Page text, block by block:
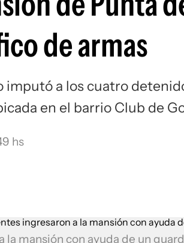
de armas
imputó a los cuatro
en el barrio Club de
hs
la mansión con ayuda de un